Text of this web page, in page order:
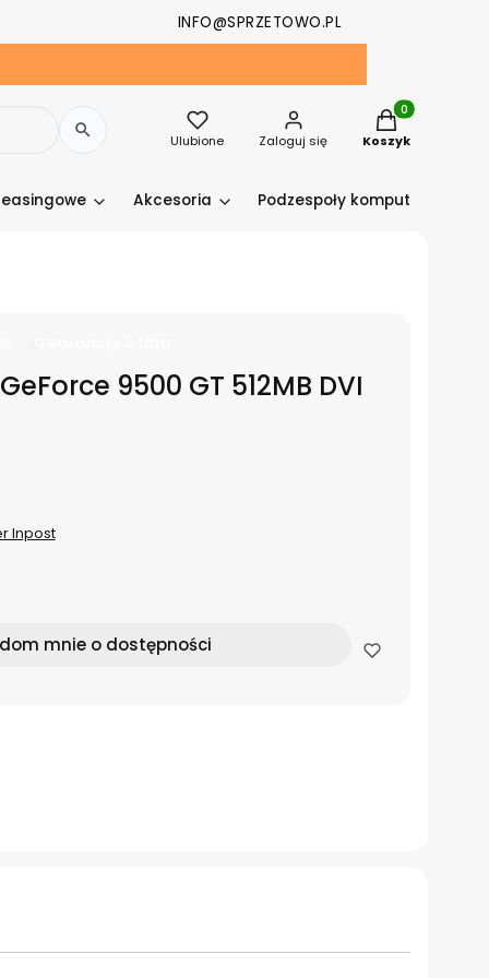
INFO@SPRZETOWO.PL
Ulubione Zaloguj się
Produkty w
Koszyk
Akcesoria Podzespoły komputerowe
9500 GT 512MB DVI
Inpost
mnie o dostępności